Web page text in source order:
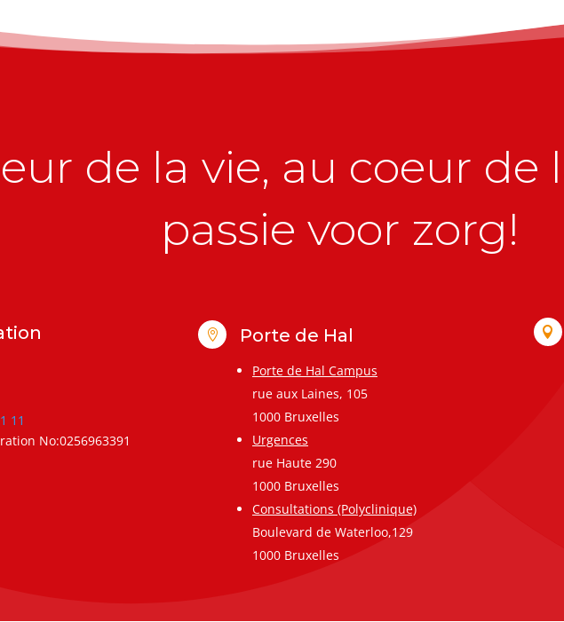
de la vie, au coeur de
passie voor zorg!
11
No:0256963391
 Porte de Hal
Porte de Hal Campus
rue aux Laines, 105
1000 Bruxelles
Urgences
rue Haute 290
1000 Bruxelles
Consultations (Polyclinique)
Boulevard de Waterloo,129
1000 Bruxelles
